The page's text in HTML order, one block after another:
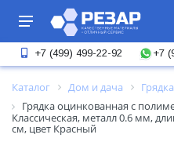
+7 (499) 499-22-92 +7
Каталог Дом и дача
Грядка оцинкованная с
Классическая, металл 0.6 мм,
см, цвет Красный